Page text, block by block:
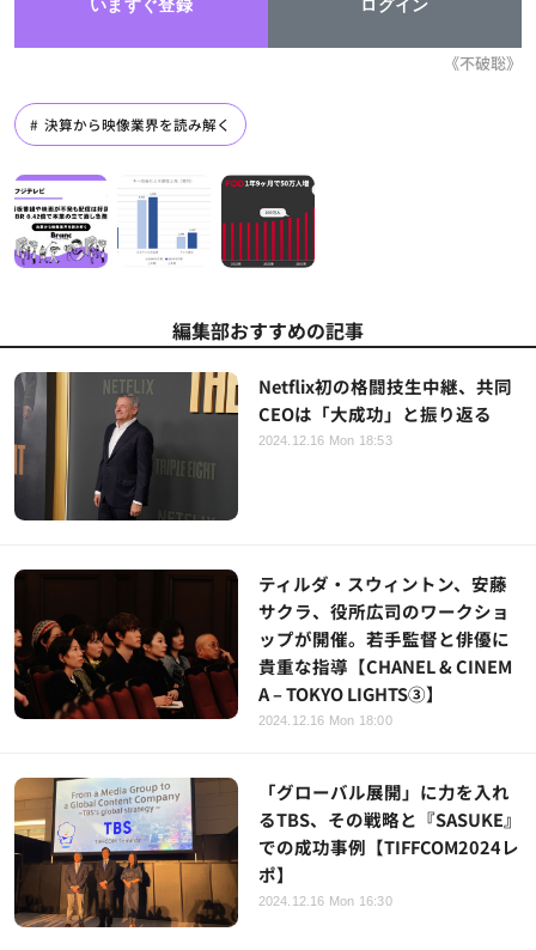
《不破聡》
決算から映像業界を読み解く
編集部おすすめの記事
Netflix初の格闘技生中継、共同
CEOは「大成功」と振り返る
2024.12.16 Mon 18:53
ティルダ・スウィントン、安藤
サクラ、役所広司のワークショ
ップが開催。若手監督と俳優に
貴重な指導【CHANEL & CINEM
A – TOKYO LIGHTS③】
2024.12.16 Mon 18:00
「グローバル展開」に力を入れ
るTBS、その戦略と『SASUKE』
での成功事例【TIFFCOM2024レ
ポ】
2024.12.16 Mon 16:30